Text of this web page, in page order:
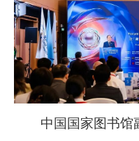
中国国家图书馆